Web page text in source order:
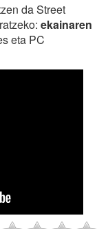
da Street
ekainaren
eta PC